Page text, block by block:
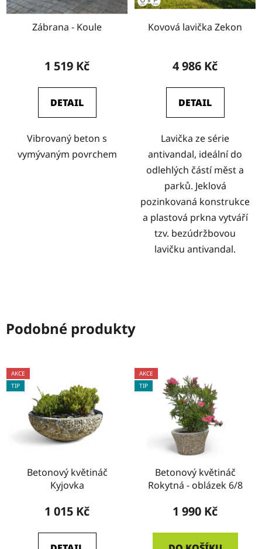
Zábrana - Koule
1 519 Kč
DETAIL
Vibrovaný beton s
vymývaným povrchem
Kovová lavička Zekon
4 986 Kč
DETAIL
Lavička ze série
antivandal, ideální do
odlehlých částí měst a
parků. Jeklová
pozinkovaná konstrukce
a plastová prkna vytváří
tzv. bezúdržbovou
lavičku antivandal.
Podobné produkty
AKCE
TIP
Betonový květináč
Kyjovka
1 015 Kč
AKCE
TIP
Betonový květináč
Rokytná - oblázek 6/8
1 990 Kč